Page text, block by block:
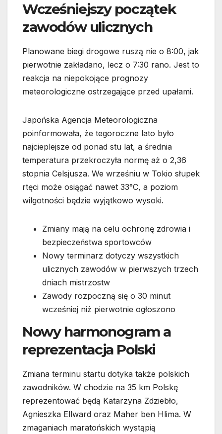
Wcześniejszy początek
zawodów ulicznych
Planowane biegi drogowe ruszą nie o 8:00, jak
pierwotnie zakładano, lecz o 7:30 rano. Jest to
reakcja na niepokojące prognozy
meteorologiczne ostrzegające przed upałami.
Japońska Agencja Meteorologiczna
poinformowała, że tegoroczne lato było
najcieplejsze od ponad stu lat, a średnia
temperatura przekroczyła normę aż o 2,36
stopnia Celsjusza. We wrześniu w Tokio słupek
rtęci może osiągać nawet 33°C, a poziom
wilgotności będzie wyjątkowo wysoki.
Zmiany mają na celu ochronę zdrowia i
bezpieczeństwa sportowców
Nowy terminarz dotyczy wszystkich
ulicznych zawodów w pierwszych trzech
dniach mistrzostw
Zawody rozpoczną się o 30 minut
wcześniej niż pierwotnie ogłoszono
Nowy harmonogram a
reprezentacja Polski
Zmiana terminu startu dotyka także polskich
zawodników. W chodzie na 35 km Polskę
reprezentować będą Katarzyna Zdziebło,
Agnieszka Ellward oraz Maher ben Hlima. W
zmaganiach maratońskich wystąpią